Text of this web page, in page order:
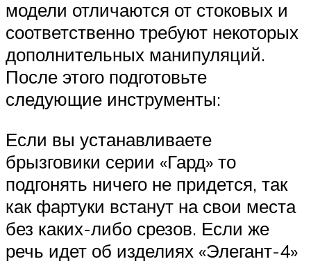
модели отличаются от стоковых и
соответственно требуют некоторых
дополнительных манипуляций.
После этого подготовьте
следующие инструменты:
Если вы устанавливаете
брызговики серии «Гард» то
подгонять ничего не придется, так
как фартуки встанут на свои места
без каких-либо срезов. Если же
речь идет об изделиях «Элегант-4»